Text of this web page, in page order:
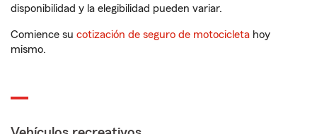
disponibilidad y la elegibilidad pueden variar.
Comience su cotización de seguro de motocicleta hoy
mismo.